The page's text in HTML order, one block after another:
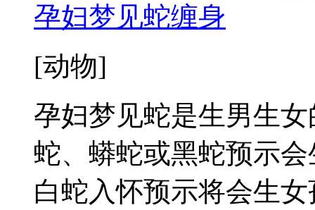
孕妇梦见蛇缠身
[动物]
孕妇梦见蛇是生男生
蛇、蟒蛇或黑蛇预示
白蛇入怀预示将会生